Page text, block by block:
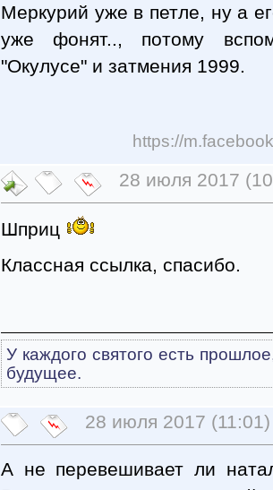
Меркурий уже в петле, ну а
уже фонят.., потому
"Окулусе" и затмения 1999.
https://
28 июля 2017
Шприц
Классная ссылка, спасибо.
У каждого святого есть
будущее.
28 июля 2017 (11:01)
А не перевешивает ли